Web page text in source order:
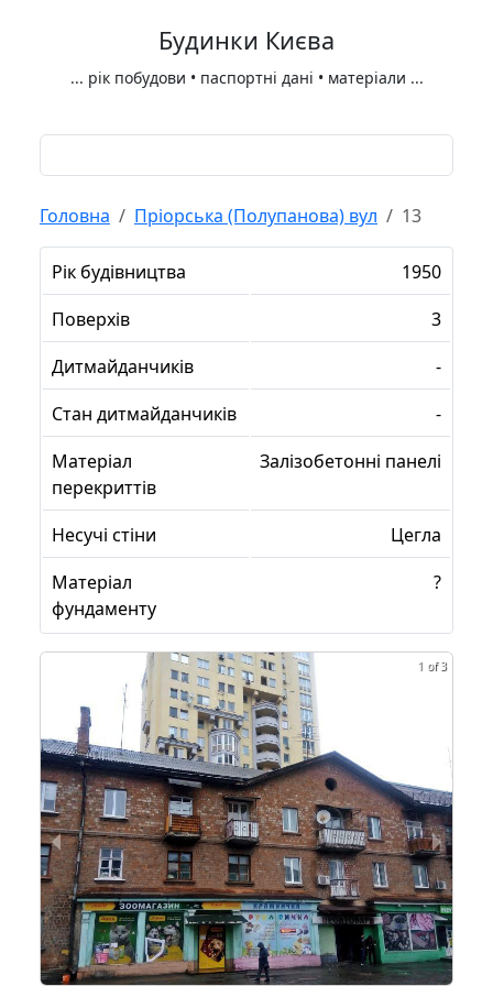
Будинки Києва
... рік побудови • паспортні дані • матеріали ...
Головна Пріорська (Полупанова) вул 13
Рік будівництва
1950
Поверхів
3
Дитмайданчиків
-
Стан дитмайданчиків
-
Матеріал
перекриттів
Залізобетонні панелі
Несучі стіни
Цегла
Матеріал
фундаменту
?
1 of 3